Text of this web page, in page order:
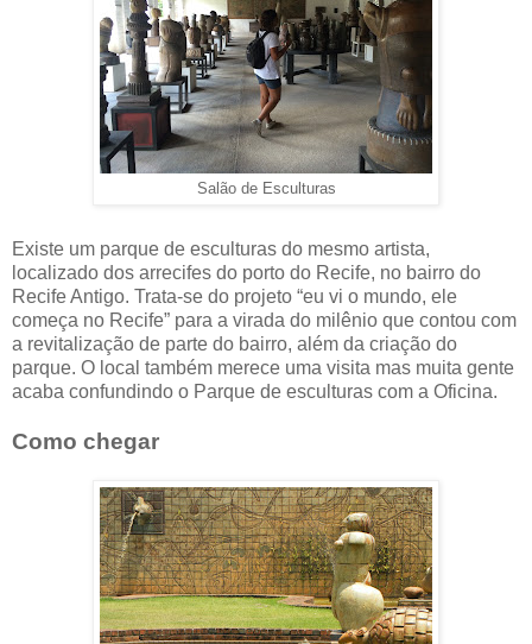
Salão de Esculturas
Existe um parque de esculturas do mesmo artista,
localizado dos arrecifes do porto do Recife, no bairro do
Recife Antigo. Trata-se do projeto “eu vi o mundo, ele
começa no Recife” para a virada do milênio que contou com
a revitalização de parte do bairro, além da criação do
parque. O local também merece uma visita mas muita gente
acaba confundindo o Parque de esculturas com a Oficina.
Como chegar